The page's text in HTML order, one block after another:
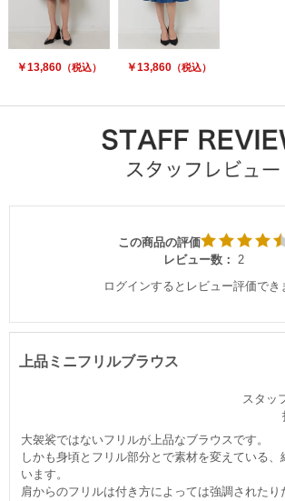
￥13,860（税込） ￥13,860（税込）
この商品の評価
レビュー数： 2
ログインするとレビュー評価でき
上品ミニフリルブラウス
スタッ
大袈裟ではないフリルが上品なブラウスです。
しかも身頃とフリル部分とで素材を変えている、
います。
肩からのフリルは付き方によっては強調されたり